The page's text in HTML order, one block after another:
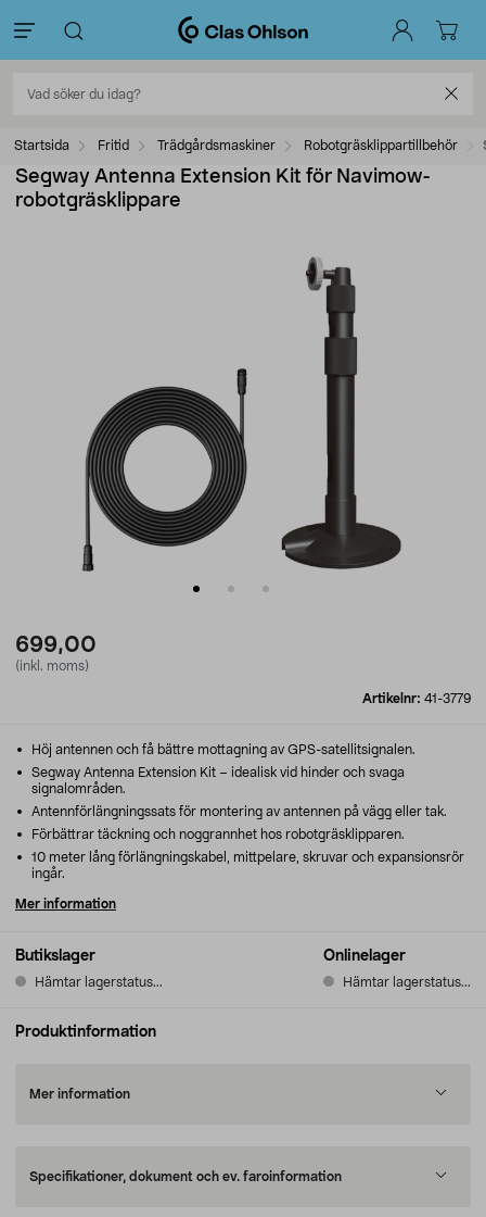
Startsida Fritid Trädgårdsmaskiner Robotgräsklippartillbehör
Segway Antenna Extension Kit för Navimow-
robotgräsklippare
699,00
(inkl. moms)
Artikelnr: 41-3779
Butikslager
Hämtar lagerstatus...
Onlinelager
Hämtar lagerstatus...
Höj antennen och få bättre mottagning av GPS-satellitsignalen.
Segway Antenna Extension Kit – idealisk vid hinder och svaga
signalområden.
Antennförlängningssats för montering av antennen på vägg eller tak.
Förbättrar täckning och noggrannhet hos robotgräsklipparen.
10 meter lång förlängningskabel, mittpelare, skruvar och expansionsrör
ingår.
Mer information
Produktinformation
Mer information
Specifikationer, dokument och ev. faroinformation